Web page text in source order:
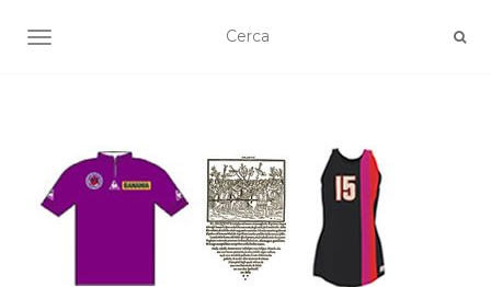
TOGGLE NAVIGATION